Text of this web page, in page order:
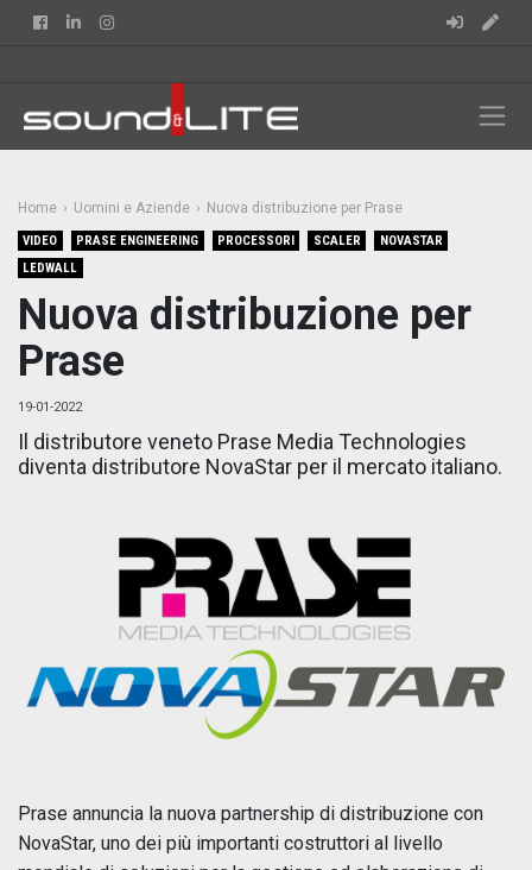
FacebookLinkedin
Home Uomini e Aziende Nuova distribuzione per Prase
VIDEO PRASE ENGINEERING PROCESSORI SCALER
NOVASTAR
LEDWALL
Nuova distribuzione per
Prase
19-01-2022
Il distributore veneto Prase Media Technologies
diventa distributore NovaStar per il mercato italiano.
Prase annuncia la nuova partnership di distribuzione con
NovaStar, uno dei più importanti costruttori al livello